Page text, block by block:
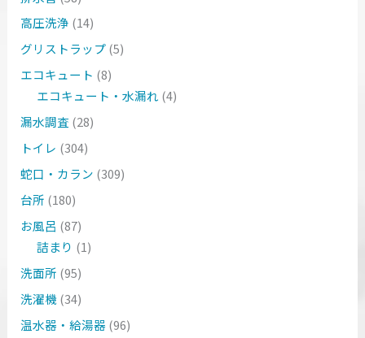
高圧洗浄 (14)
グリストラップ(5)
エコキュート (8)
エコキュート・水漏れ (4)
漏水調査 (28)
トイレ (304)
蛇口・カラン (309)
台所 (180)
お風呂 (87)
詰まり (1)
洗面所 (95)
洗濯機 (34)
温水器・給湯器(96)